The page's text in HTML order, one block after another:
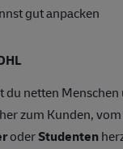
gut anpacken
du netten
zum Kunden,
oderStudenten